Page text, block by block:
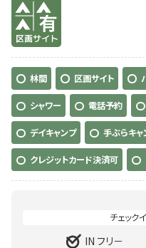
有り
林間 区画サイト
シャワー 電話予約
デイキャンプ 手ぶらキ
クレジットカード決済可
IN フリ－